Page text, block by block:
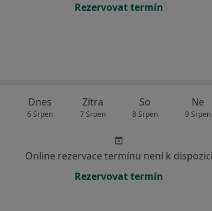
Rezervovat termín
Dnes
6 Srpen
Zítra
7 Srpen
So
8 Srpen
Ne
9 Srpen
Online rezervace termínu není k dispozici
Rezervovat termín